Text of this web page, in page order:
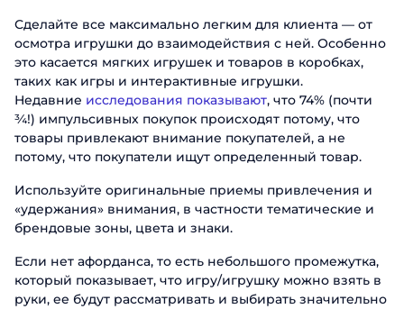
Сделайте все максимально легким для клиента — от
осмотра игрушки до взаимодействия с ней. Особенно
это касается мягких игрушек и товаров в коробках,
таких как игры и интерактивные игрушки.
Недавние исследования показывают, что 74% (почти
¾!) импульсивных покупок происходят потому, что
товары привлекают внимание покупателей, а не
потому, что покупатели ищут определенный товар.
Используйте оригинальные приемы привлечения и
«удержания» внимания, в частности тематические и
брендовые зоны, цвета и знаки.
Если нет афорданса, то есть небольшого промежутка,
который показывает, что игру/игрушку можно взять в
руки, ее будут рассматривать и выбирать значительно